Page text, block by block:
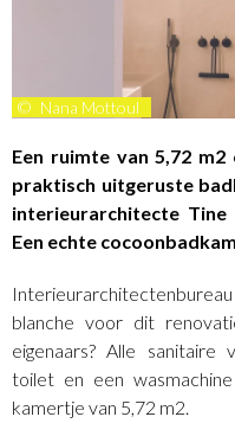
© Nana Mottoul
Een ruimte van 5,72
praktisch uitgeruste
interieurarchitecte Tine
Een echte
blanche voor dit
eigenaars? Alle sanitaire
toilet en een
kamertje van 5,72 m2.